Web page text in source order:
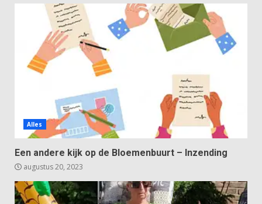
Alles
Een andere kijk op de Bloemenbuurt – Inzending
augustus 20, 2023